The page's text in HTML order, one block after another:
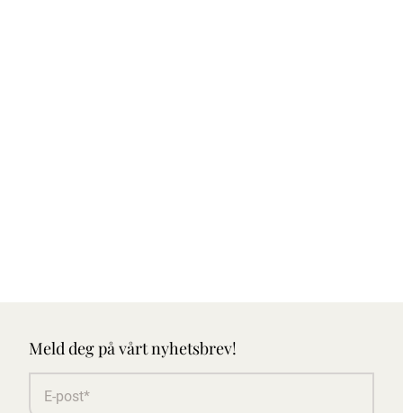
Meld deg på vårt nyhetsbrev!